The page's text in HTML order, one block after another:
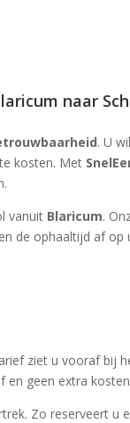
naar
. U
kosten. Met
vanuit Blaricum.
de ophaaltijd af
ziet u vooraf bij
en geen extra
Zo reserveert u